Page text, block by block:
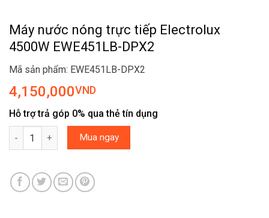
Máy nước nóng trực tiếp Electrolux
4500W EWE451LB-DPX2
Mã sản phẩm: EWE451LB-DPX2
4,150,000VND
Hỗ trợ trả góp 0% qua thẻ tín dụng
Máy nước nóng trực tiếp Electrolux 4500W EWE451LB-DPX2 số
Mua ngay